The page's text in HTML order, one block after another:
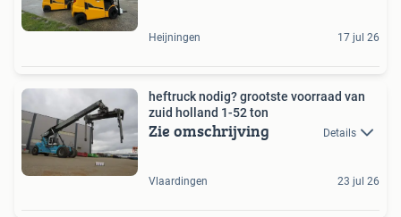
Heijningen 17 jul 26
heftruck nodig? grootste voorraad van
zuid holland 1-52 ton
Zie omschrijving Details
Vlaardingen 23 jul 26